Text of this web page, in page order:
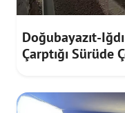
Doğubayazıt-
Çarptığı Sürüde